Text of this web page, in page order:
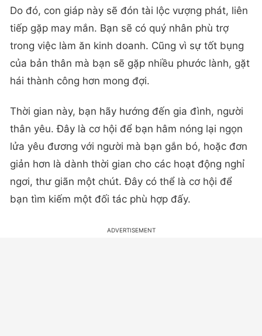
Do đó, con giáp này sẽ đón tài lộc vượng phát, liên
tiếp gặp may mắn. Bạn sẽ có quý nhân phù trợ
trong việc làm ăn kinh doanh. Cũng vì sự tốt bụng
của bản thân mà bạn sẽ gặp nhiều phước lành, gặt
hái thành công hơn mong đợi.
Thời gian này, bạn hãy hướng đến gia đình, người
thân yêu. Đây là cơ hội để bạn hâm nóng lại ngọn
lửa yêu đương với người mà bạn gắn bó, hoặc đơn
giản hơn là dành thời gian cho các hoạt động nghỉ
ngơi, thư giãn một chút. Đây có thể là cơ hội để
bạn tìm kiếm một đối tác phù hợp đấy.